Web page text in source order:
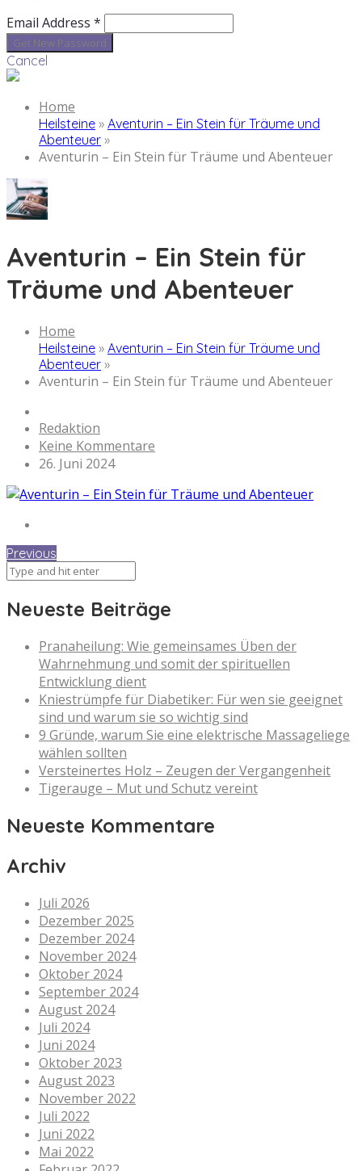
Email Address *
Cancel
Home
Heilsteine » Aventurin – Ein Stein für Träume und
Abenteuer »
Aventurin – Ein Stein für Träume und Abenteuer
Aventurin – Ein Stein für
Träume und Abenteuer
Home
Heilsteine » Aventurin – Ein Stein für Träume und
Abenteuer »
Aventurin – Ein Stein für Träume und Abenteuer
Redaktion
Keine Kommentare
26. Juni 2024
Previous
Neueste Beiträge
Pranaheilung: Wie gemeinsames Üben der
Wahrnehmung und somit der spirituellen
Entwicklung dient
Kniestrümpfe für Diabetiker: Für wen sie geeignet
sind und warum sie so wichtig sind
9 Gründe, warum Sie eine elektrische Massageliege
wählen sollten
Versteinertes Holz – Zeugen der Vergangenheit
Tigerauge – Mut und Schutz vereint
Neueste Kommentare
Archiv
Juli 2026
Dezember 2025
Dezember 2024
November 2024
Oktober 2024
September 2024
August 2024
Juli 2024
Juni 2024
Oktober 2023
August 2023
November 2022
Juli 2022
Juni 2022
Mai 2022